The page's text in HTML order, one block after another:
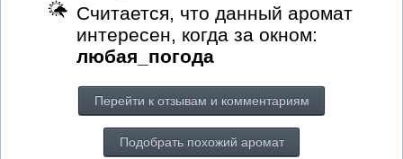
Считается, что данный аромат
интересен, когда за окном:
любая_погода
Перейти к отзывам и комментариям
Подобрать похожий аромат